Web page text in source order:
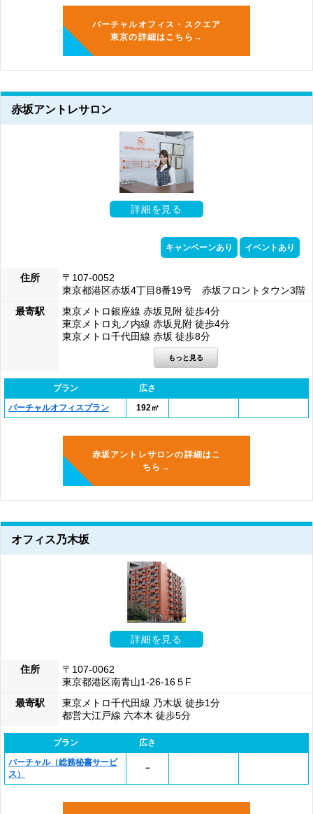
バーチャルオフィス・スクエア
東京の詳細はこちら→
赤坂アントレサロン
詳細を見る
キャンペーンあり イベントあり
住所
〒107-0052
東京都港区赤坂4丁目8番19号 赤坂フロントタウン3階
最寄駅
東京メトロ銀座線 赤坂見附 徒歩4分
東京メトロ丸ノ内線 赤坂見附 徒歩4分
東京メトロ千代田線 赤坂 徒歩8分
プラン
広さ
バーチャルオフィスプラン
192㎡
赤坂アントレサロンの詳細はこ
ちら→
オフィス乃木坂
詳細を見る
住所
〒107-0062
東京都港区南青山1-26-16５F
最寄駅
東京メトロ千代田線 乃木坂 徒歩1分
都営大江戸線 六本木 徒歩5分
プラン
広さ
バーチャル（総務秘書サービ
ス）
－